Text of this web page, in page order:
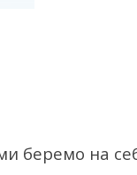
беремо на